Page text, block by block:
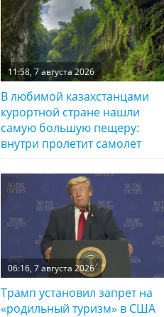
11:58, 7 августа 2026
В любимой казахстанцами
курортной стране нашли
самую большую пещеру:
внутри пролетит самолет
06:16, 7 августа 2026
Трамп установил запрет на
«родильный туризм» в США